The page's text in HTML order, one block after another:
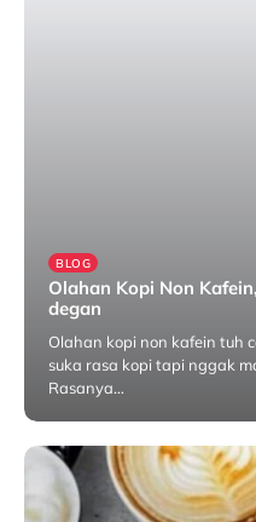
BLOG
Olahan Kopi Non
degan
Olahan kopi non kafein tuh
suka rasa kopi tapi nggak
Rasanya…
Mei 6,